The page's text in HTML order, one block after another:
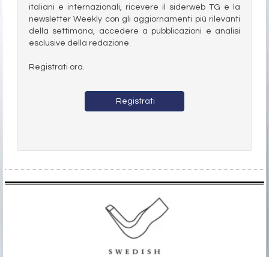
italiani e internazionali, ricevere il siderweb TG e la
newsletter Weekly con gli aggiornamenti più rilevanti
della settimana, accedere a pubblicazioni e analisi
esclusive della redazione.
Registrati ora.
Registrati